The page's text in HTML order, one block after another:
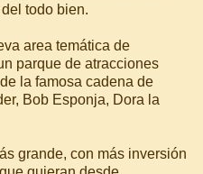
todo bien.
area temática de
parque de atracciones
la famosa cadena de
Bob Esponja, Dora la
grande, con más inversión